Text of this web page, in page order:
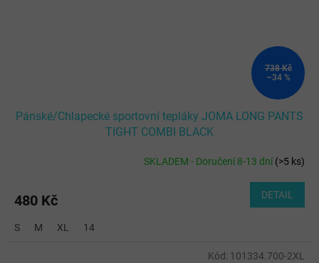
738 Kč
–34 %
Pánské/Chlapecké sportovní tepláky JOMA LONG PANTS
TIGHT COMBI BLACK
SKLADEM - Doručení 8-13 dní(>5 ks)
480 Kč DETAIL
S M XL 14
Kód: 101334.700-2XL